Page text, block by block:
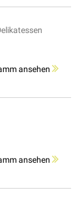
ansehen
ansehen